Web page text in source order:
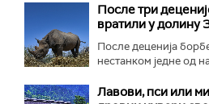
После три
вратили у долину
После деценија
нестанком једне од
Лавови, пси или